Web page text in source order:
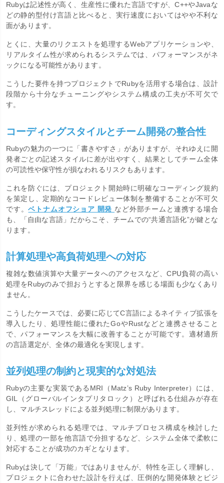
Rubyは記述性が高く、生産性に優れた言語ですが、C++やJavaな
どの静的型付け言語と比べると、実行速度においてはやや不利な
面があります。
とくに、大量のリクエストを処理するWebアプリケーションや、
リアルタイム性が求められるシステムでは、パフォーマンスがネ
ックになる可能性があります。
こうした要件を持つプロジェクトでRubyを活用する場合は、設計
段階から十分なチューニングやシステム構成の工夫が不可欠で
す。
コーディングスタイルとチーム開発の整合性
Rubyの魅力の一つに「書きやすさ」がありますが、それゆえに開
発者ごとの記述スタイルに差が出やすく、結果としてチーム全体
の可読性や保守性が損なわれるリスクもあります。
これを防ぐには、プロジェクト開始時に明確なコーディング規約
を策定し、定期的なコードレビュー体制を整備することが不可欠
です。ベトナムオフショア 開発 など外部チームと連携する場合
も、「自由な言語」だからこそ、チームでの“共通言語化”が鍵とな
ります。
計算処理や高負荷処理への対応
複雑な数値演算や大量データへのアクセスなど、CPU負荷の高い
処理をRubyのみで担おうとすると限界を感じる場面も少なくあり
ません。
こうしたケースでは、必要に応じてC言語によるネイティブ拡張を
導入したり、処理性能に優れたGoやRustなどと連携させること
で、パフォーマンスを大幅に改善することが可能です。適材適所
の言語選定が、全体の最適化を実現します。
並列処理の制約と現実的な対処法
Rubyの主要な実装であるMRI（Matz’s Ruby Interpreter）には、
GIL（グローバルインタプリタロック）と呼ばれる仕組みが存在
し、マルチスレッドによる並列処理に制限があります。
並列性が求められる処理では、マルチプロセス構成を検討した
り、処理の一部を他言語で分担するなど、システム全体で柔軟に
対応することが成功のカギとなります。
Rubyは決して「万能」ではありませんが、特性を正しく理解し、
プロジェクトに合わせた設計を行えば、圧倒的な開発体験とビジ